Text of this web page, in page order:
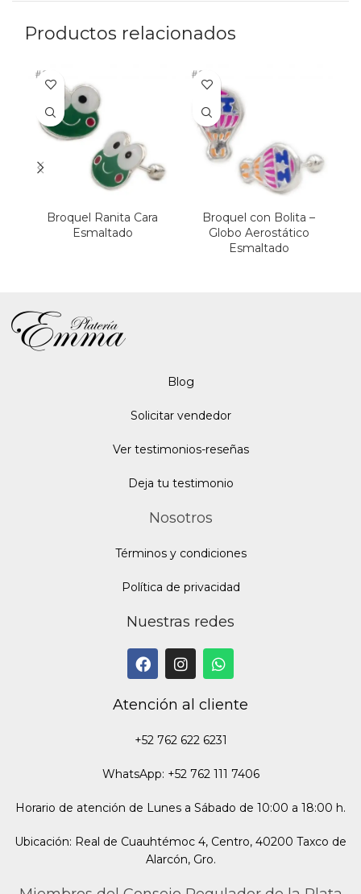
Productos relacionados
Broquel Ranita Cara
Esmaltado
Broquel con Bolita –
Globo Aerostático
Esmaltado
Blog
Solicitar vendedor
Ver testimonios-reseñas
Deja tu testimonio
Nosotros
Términos y condiciones
Política de privacidad
Nuestras redes
Atención al cliente
+52 762 622 6231
WhatsApp: +52 762 111 7406
Horario de atención de Lunes a Sábado de 10:00 a 18:00 h.
Ubicación: Real de Cuauhtémoc 4, Centro, 40200 Taxco de
Alarcón, Gro.